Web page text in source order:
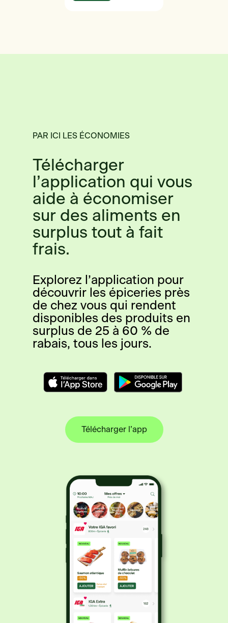
PAR ICI LES ÉCONOMIES
Télécharger
l’application qui vous
aide à économiser
sur des aliments en
surplus tout à fait
frais.
Explorez l’application pour
découvrir les épiceries près
de chez vous qui rendent
disponibles des produits en
surplus de 25 à 60 % de
rabais, tous les jours.
Télécharger l’app